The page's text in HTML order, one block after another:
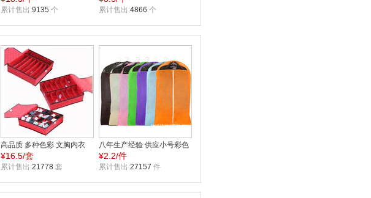
累计售出:9135 个 累计售出:4866 个
高品质 多种色彩 文胸内衣
收纳盒 有盖三件套 收纳三件
套
¥16.5/套
累计售出:21778 套
八年生产经验 供应小号彩色
西服罩 西装套 西服防尘罩
防尘罩
¥2.2/件
累计售出:27157 件